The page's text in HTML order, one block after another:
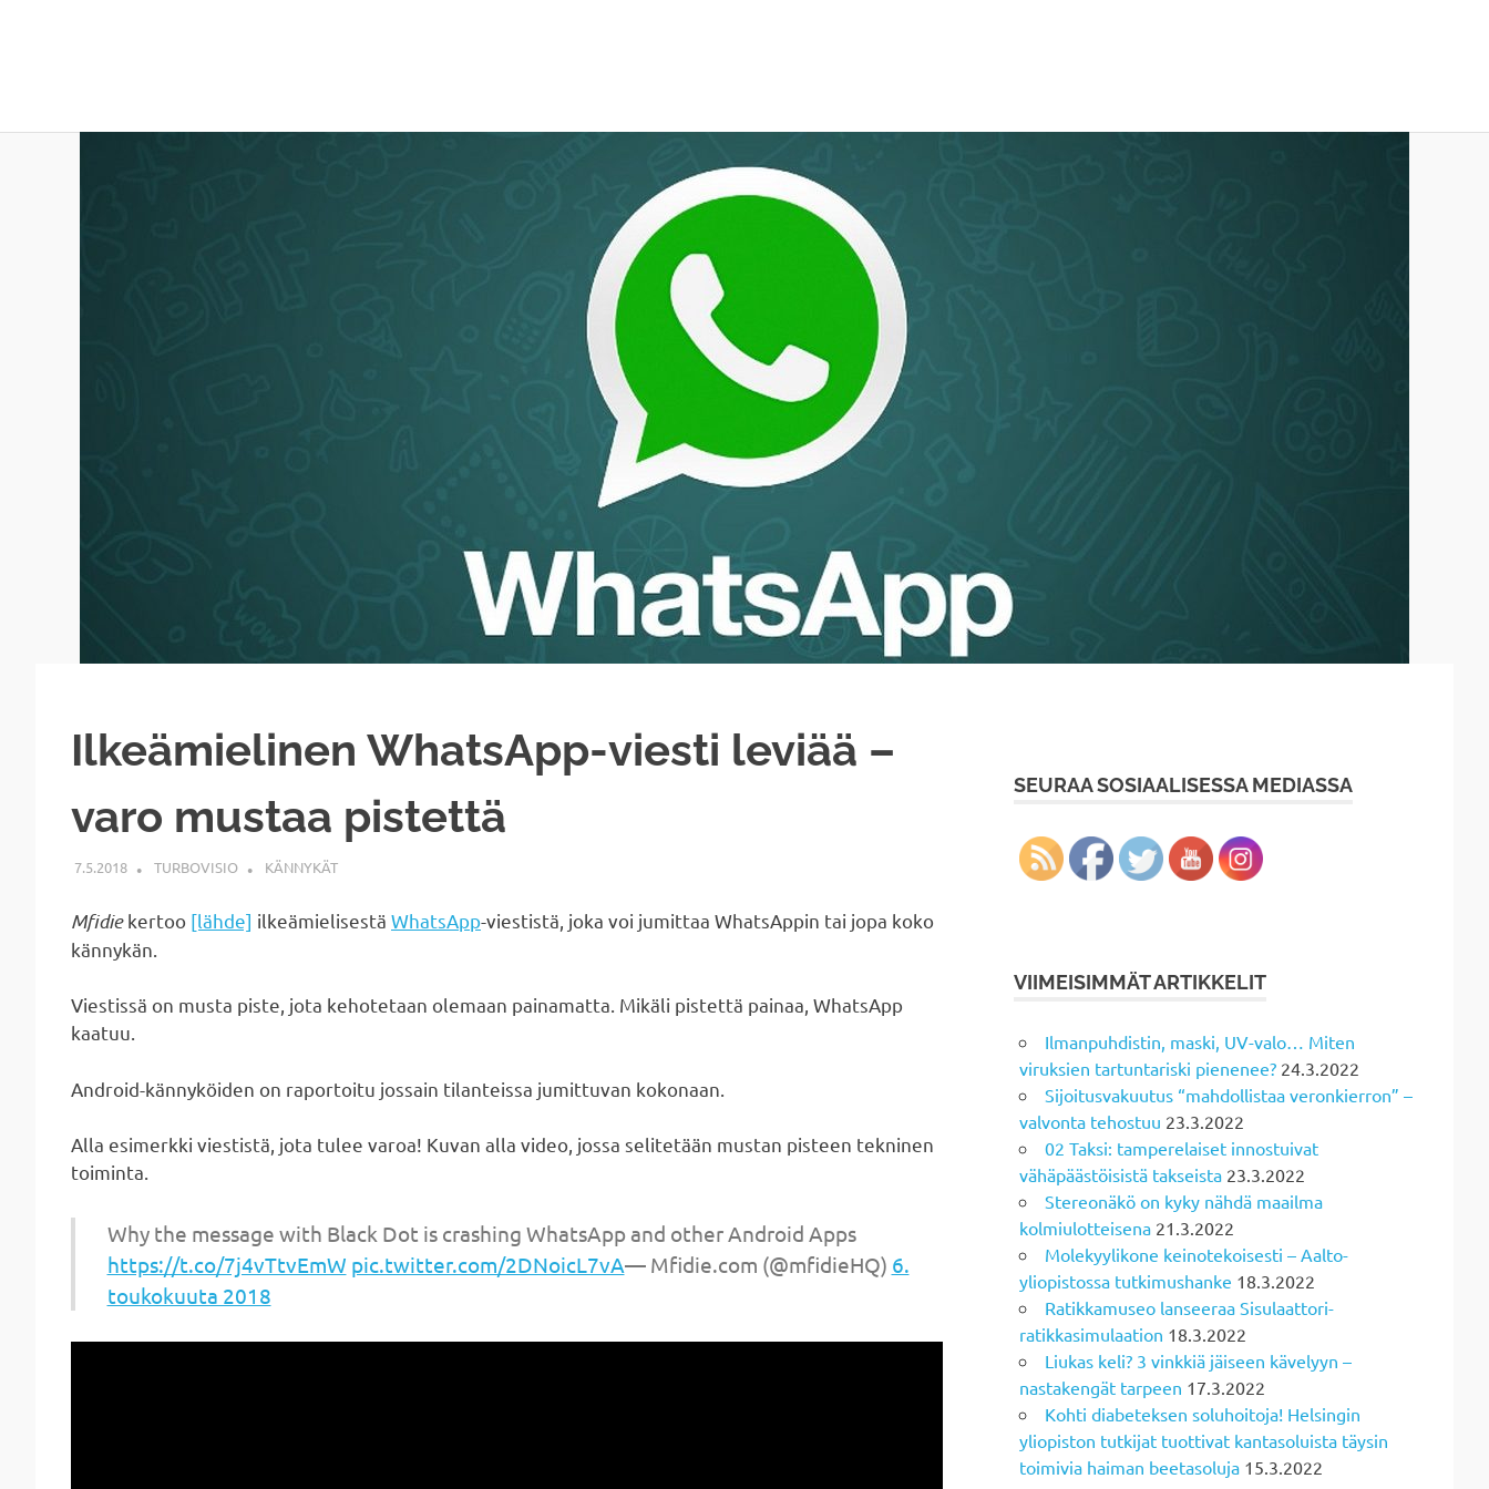
Ilkeämielinen WhatsApp-viesti leviää –
varo mustaa pistettä
7.5.2018 TURBOVISIO KÄNNYKÄT
Mfidiekertoo [lähde] ilkeämielisestä WhatsApp-viestistä, joka voi jumittaa WhatsAppin tai jopa koko
kännykän.
Viestissä on musta piste, jota kehotetaan olemaan painamatta. Mikäli pistettä painaa, WhatsApp
kaatuu.
Android-kännyköiden on raportoitu jossain tilanteissa jumittuvan kokonaan.
Alla esimerkki viestistä, jota tulee varoa! Kuvan alla video, jossa selitetään mustan pisteen tekninen
toiminta.
Why the message with Black Dot is crashing WhatsApp and other Android Apps
https://t.co/7j4vTtvEmW pic.twitter.com/2DNoicL7vA— Mfidie.com (@mfidieHQ) 6.
toukokuuta 2018
SEURAA SOSIAALISESSA MEDIASSA
VIIMEISIMMÄT ARTIKKELIT
Ilmanpuhdistin, maski, UV-valo… Miten
viruksien tartuntariski pienenee? 24.3.2022
Sijoitusvakuutus “mahdollistaa veronkierron” –
valvonta tehostuu 23.3.2022
02 Taksi: tamperelaiset innostuivat
vähäpäästöisistä takseista 23.3.2022
Stereonäkö on kyky nähdä maailma
kolmiulotteisena 21.3.2022
Molekyylikone keinotekoisesti – Aalto-
yliopistossa tutkimushanke 18.3.2022
Ratikkamuseo lanseeraa Sisulaattori-
ratikkasimulaation 18.3.2022
Liukas keli? 3 vinkkiä jäiseen kävelyyn –
nastakengät tarpeen 17.3.2022
Kohti diabeteksen soluhoitoja! Helsingin
yliopiston tutkijat tuottivat kantasoluista täysin
toimivia haiman beetasoluja 15.3.2022